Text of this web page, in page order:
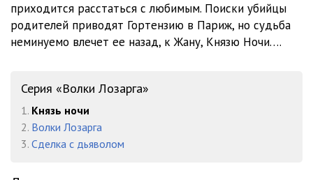
01_05_02_Belaya_ten 24:20
01_05_03_Belaya_ten
01_06_01_Eten
01_06_02_Eten
02_07_01_Volya_korolya
приходится расстаться с любимым. Поиски убийцы
родителей приводят Гортензию в Париж, но судьба
неминуемо влечет ее назад, к Жану, Князю Ночи….
Серия «Волки Лозарга»
1. Князь ночи
2. Волки Лозарга
3. Сделка с дьяволом